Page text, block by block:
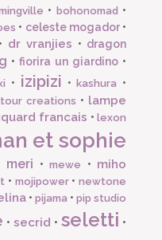
• bohonomad •
• celeste mogador•
• dr vranjies • dragon
• fiorira un giardino•
• izipizi •kashura •
creations • lampe
francais •lexon
et sophie
meri •mewe • miho
• mojipower•newtone
• pijama • pip studio
•secrid •seletti •